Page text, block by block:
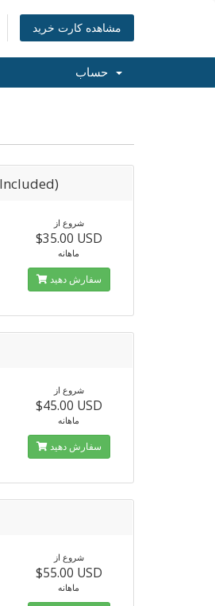
مشاهده کارت خرید
شروع از
$35.00 USD
ماهانه
سفارش دهید
شروع از
$45.00 USD
ماهانه
سفارش دهید
شروع از
$55.00 USD
ماهانه